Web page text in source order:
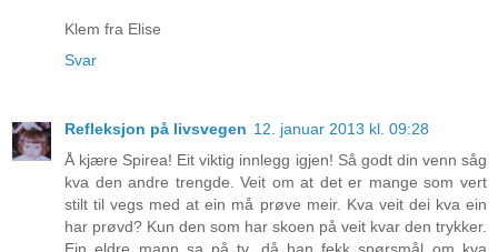
Klem fra Elise
Svar
Refleksjon på livsvegen 12. januar 2013 kl. 09:28
Å kjære Spirea! Eit viktig innlegg igjen! Så godt din venn såg
kva den andre trengde. Veit om at det er mange som vert
stilt til vegs med at ein må prøve meir. Kva veit dei kva ein
har prøvd? Kun den som har skoen på veit kvar den trykker.